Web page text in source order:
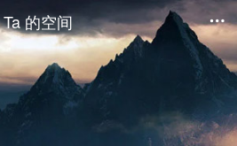
Ta 的空间 